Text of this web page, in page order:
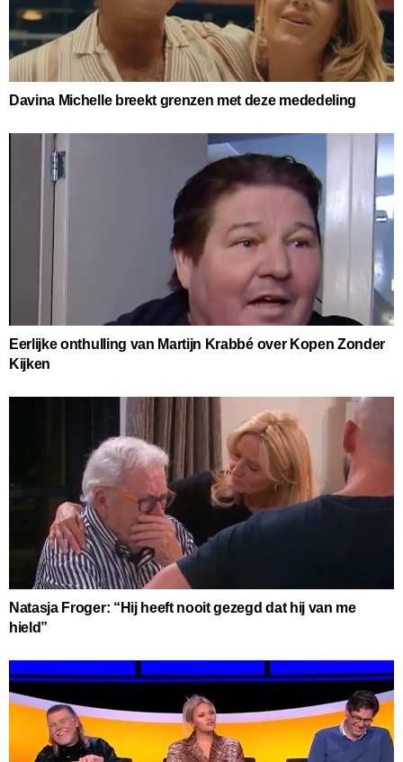
Davina Michelle breekt grenzen met deze mededeling
Eerlijke onthulling van Martijn Krabbé over Kopen Zonder
Kijken
Natasja Froger: “Hij heeft nooit gezegd dat hij van me
hield”